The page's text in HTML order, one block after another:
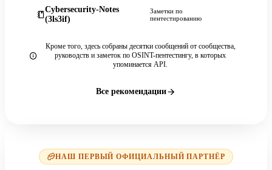
Cybersecurity-Notes
(3ls3if)
Заметки по
пентестированию
Кроме того, здесь собраны десятки сообщений от сообщества,
руководств и заметок по OSINT-пентестингу, в которых
упоминается API.
Все рекомендации
НАШ ПЕРВЫЙ ОФИЦИАЛЬНЫЙ ПАРТНЁР